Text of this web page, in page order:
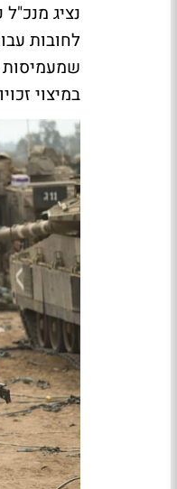
נציג
לחובות
שמעמיסות
במיצוי